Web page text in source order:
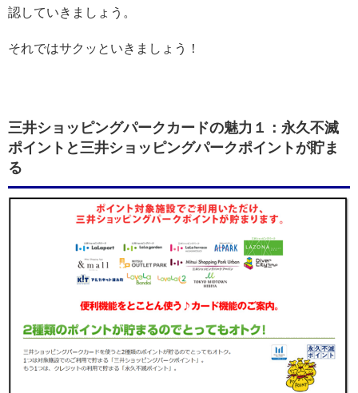
認していきましょう。
それではサクッといきましょう！
三井ショッピングパークカードの魅力１：永久不滅
ポイントと三井ショッピングパークポイントが貯ま
る